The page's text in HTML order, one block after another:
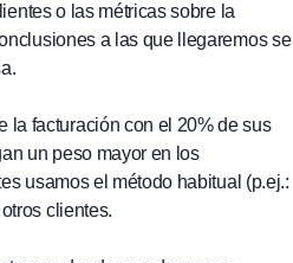
o las métricas sobre la
a las que llegaremos se
la facturación con el 20% de sus
un peso mayor en los
usamos el método habitual (p.ej.:
clientes.